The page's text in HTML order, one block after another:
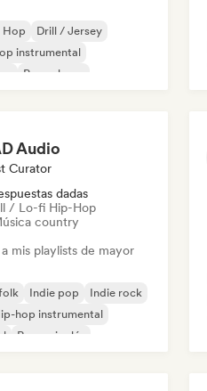
Hop
Drill / Jersey
instrumental
Pop urbano
Audio
Curator
dadas
/ Lo-fi Hip-Hop
country
mis playlists de mayor
Indie pop
Indie rock
hop instrumental
Rap en inglés